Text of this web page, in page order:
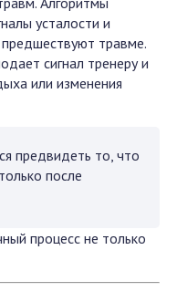
усталости и
травме.
сигнал тренеру и
или изменения
предвидеть то, что
после
процесс не только